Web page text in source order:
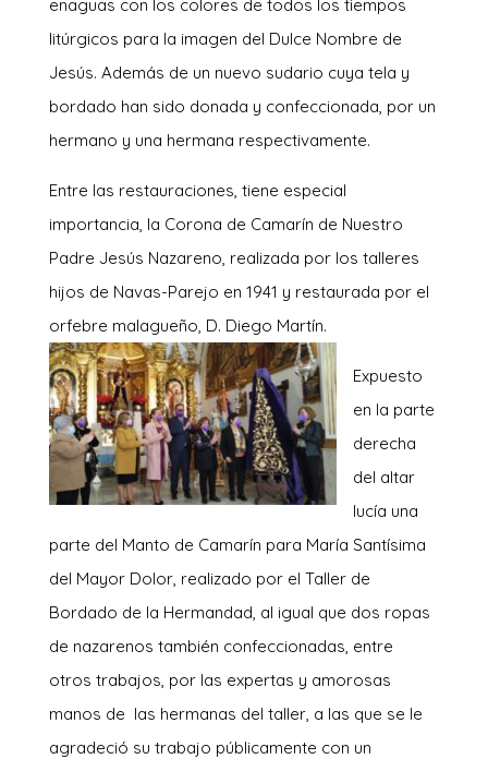
enaguas con los colores de todos los tiempos
litúrgicos para la imagen del Dulce Nombre de
Jesús. Además de un nuevo sudario cuya tela y
bordado han sido donada y confeccionada, por un
hermano y una hermana respectivamente.
Entre las restauraciones, tiene especial
importancia, la Corona de Camarín de Nuestro
Padre Jesús Nazareno, realizada por los talleres
hijos de Navas-Parejo en 1941 y restaurada por el
orfebre malagueño, D. Diego Martín.
Expuesto
en la parte
derecha
del altar
lucía una
parte del Manto de Camarín para María Santísima
del Mayor Dolor, realizado por el Taller de
Bordado de la Hermandad, al igual que dos ropas
de nazarenos también confeccionadas, entre
otros trabajos, por las expertas y amorosas
manos de las hermanas del taller, a las que se le
agradeció su trabajo públicamente con un